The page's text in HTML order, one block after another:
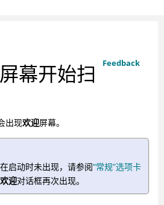
Feedback
幕开始扫
出现欢迎屏幕。
启动时未出现，请参阅“常规”选项卡
欢迎对话框再次出现。